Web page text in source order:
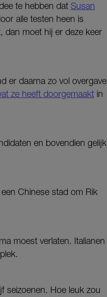
te hebben dat Susan
alle testen heen is
dan moet hij er deze keer
er daarna zo vol overgave
ze heeft doorgemaakt in
en bovendien gelijk
Chinese stad om Rik
moest verlaten. Italianen
seizoenen. Hoe leuk zou